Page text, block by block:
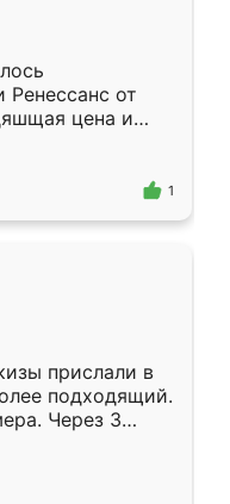
от
цена и
Приехавший
самый
1
прислали в
подходящий.
Через 3
Остались
Ренессанс